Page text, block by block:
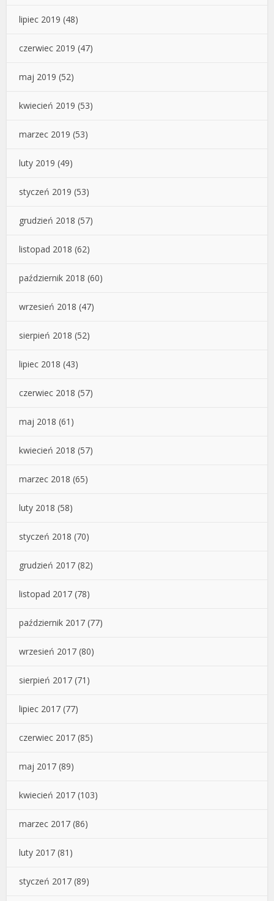
lipiec 2019 (48)
czerwiec 2019 (47)
maj 2019 (52)
kwiecień 2019 (53)
marzec 2019 (53)
luty 2019 (49)
styczeń 2019 (53)
grudzień 2018 (57)
listopad 2018 (62)
październik 2018 (60)
wrzesień 2018 (47)
sierpień 2018 (52)
lipiec 2018 (43)
czerwiec 2018 (57)
maj 2018 (61)
kwiecień 2018 (57)
marzec 2018 (65)
luty 2018 (58)
styczeń 2018 (70)
grudzień 2017 (82)
listopad 2017 (78)
październik 2017 (77)
wrzesień 2017 (80)
sierpień 2017 (71)
lipiec 2017 (77)
czerwiec 2017 (85)
maj 2017 (89)
kwiecień 2017 (103)
marzec 2017 (86)
luty 2017 (81)
styczeń 2017 (89)